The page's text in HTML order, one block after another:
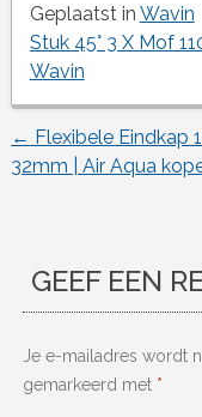
Geplaatst in Wavin
Stuk 45° 3 X Mof
Wavin
← Flexibele Eindkap
32mm | Air Aqua
GEEF EEN
Je e-mailadres wordt
gemarkeerd met *